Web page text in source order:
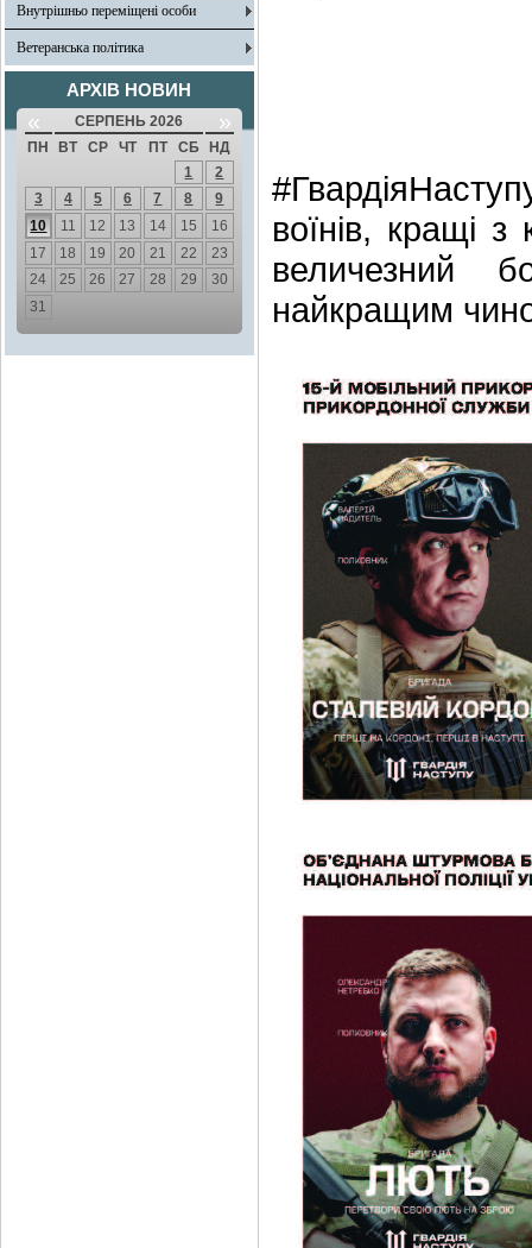
Внутрішньо переміщені особи
Ветеранська політика
АРХІВ НОВИН
« СЕРПЕНЬ 2026 »
ПН ВТ СР ЧТ ПТ СБ
НД
1
2
3
4 5 6 7 8
9
10
11 12 13 14 15
16
17
18 19 20 21 22
23
24
25 26 27 28 29
30
31
воїнів, кращі
величезний
найкращим